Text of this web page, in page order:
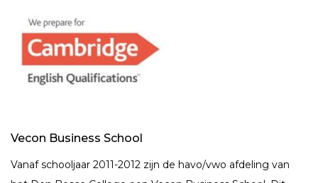
Vecon Business School
Vanaf schooljaar 2011-2012 zijn de havo/vwo afdeling van